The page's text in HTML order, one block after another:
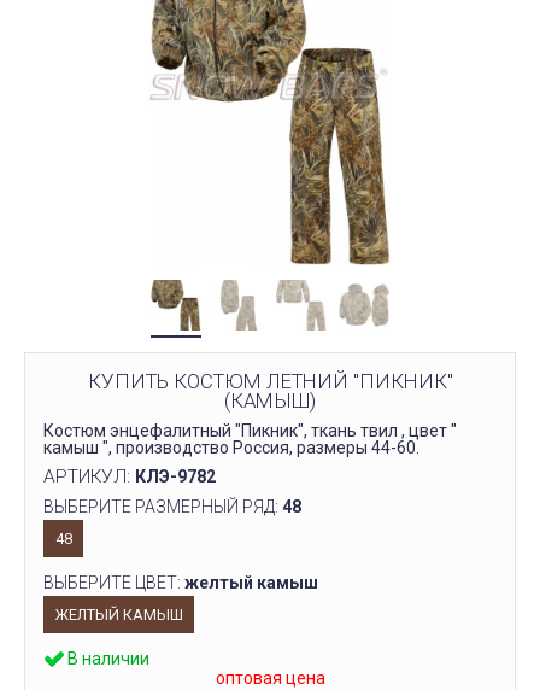
КУПИТЬ КОСТЮМ ЛЕТНИЙ "ПИКНИК"
(КАМЫШ)
Костюм энцефалитный "Пикник", ткань твил , цвет "
камыш ", производство Россия, размеры 44-60.
АРТИКУЛ: КЛЭ-9782
ВЫБЕРИТЕ РАЗМЕРНЫЙ РЯД: 48
48
ВЫБЕРИТЕ ЦВЕТ: желтый камыш
ЖЕЛТЫЙ КАМЫШ
В наличии
оптовая цена